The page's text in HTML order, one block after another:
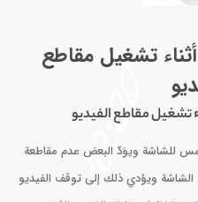
تشغيل مقاطع
تشغيل مقاطع الفيديو
للشاشة ويوَدّ البعض عدم مقاطعة
ويؤدي ذلك إلى توقف الفيديو